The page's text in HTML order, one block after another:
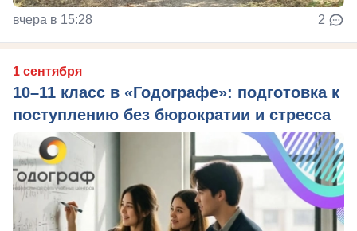
вчера в 15:28 2
1 сентября
10–11 класс в «Годографе»: подготовка к
поступлению без бюрократии и стресса